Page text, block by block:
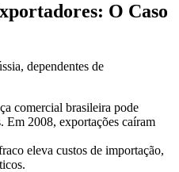
O Caso
dependentes de
comercial brasileira pode
Em 2008, exportações caíram
eleva custos de importação,